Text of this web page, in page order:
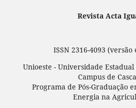
Revista Acta
ISSN 2316-4093
Unioeste - Universidade
Campus de
Programa de Pós-Graduação
Energia na